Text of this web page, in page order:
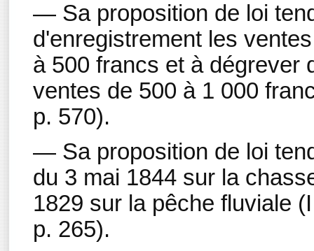
— Sa proposition de loi
d'enregistrement les
à 500 francs et à dégrever
ventes de 500 à 1 000
p. 570).
— Sa proposition de loi
du 3 mai 1844 sur la
1829 sur la pêche fluviale
p. 265).